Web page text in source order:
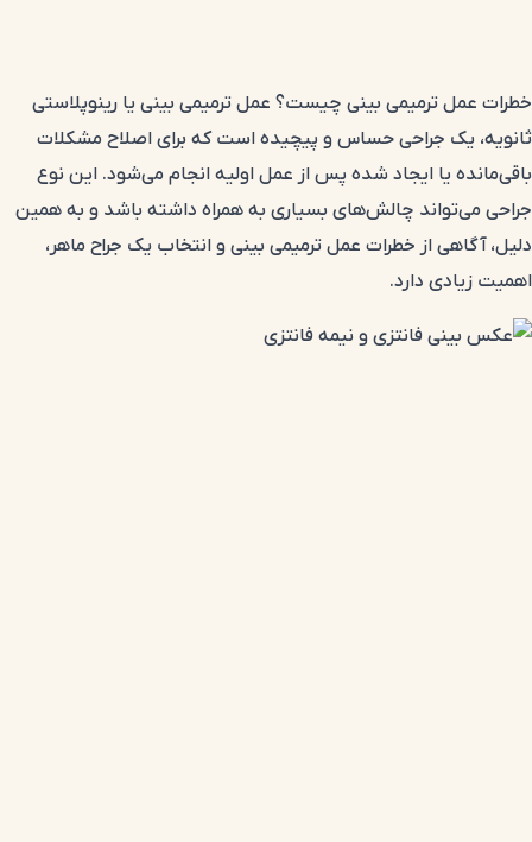
خطرات عمل ترمیمی بینی چیست؟ عمل ترمیمی بینی یا رینوپلاستی
ثانویه، یک جراحی حساس و پیچیده است که برای اصلاح مشکلات
باقی‌مانده یا ایجاد شده پس از عمل اولیه انجام می‌شود. این نوع
جراحی می‌تواند چالش‌های بسیاری به همراه داشته باشد و به همین
دلیل، آگاهی از خطرات عمل ترمیمی بینی و انتخاب یک جراح ماهر،
اهمیت زیادی دارد.